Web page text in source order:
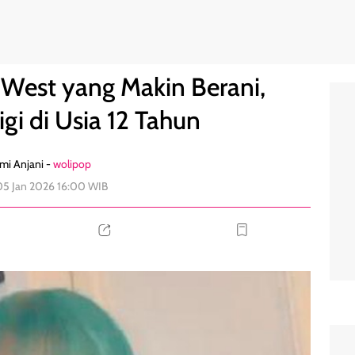
yang Makin Berani,
di Usia 12 Tahun
Anjani -wolipop
Jan 2026 16:00 WIB